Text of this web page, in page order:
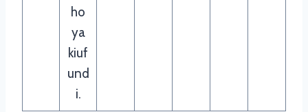
ho
ya
kiuf
und
i.